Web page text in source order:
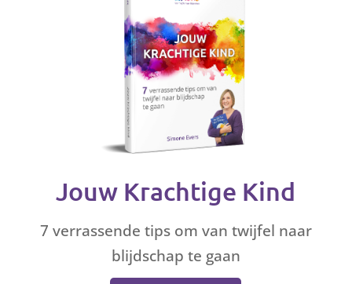
Jouw Krachtige Kind
7 verrassende tips om van twijfel naar
blijdschap te gaan